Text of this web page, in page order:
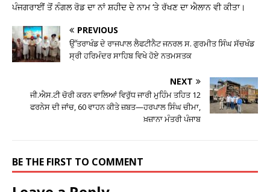
ਪੰਜਗਰਾਈਂ ਤੋਂ ਨੰਗਲ ਰੋਡ ਦਾ ਨਾਂ ਸ਼ਹੀਦ ਦੇ ਨਾਮ ‘ਤੇ ਰੱਖਣ ਦਾ ਐਲਾਨ ਵੀ ਕੀਤਾ।
PREVIOUS
ਉੱਤਰਾਖੰਡ ਦੇ ਰਾਜਪਾਲ ਲੈਫਟੀਨੈਟ ਜਨਰਲ ਸ. ਗੁਰਮੀਤ ਸਿੰਘ ਸੱਚਖੰਡ
ਸ੍ਰੀ ਹਰਿਮੰਦਰ ਸਾਹਿਬ ਵਿਖੇ ਹੋਏ ਨਤਮਸਤਕ
NEXT
ਜੀ.ਐਸ.ਟੀ ਚੋਰੀ ਕਰਨ ਵਾਲਿਆਂ ਵਿਰੁੱਧ ਜਾਰੀ ਮੁਹਿੰਮ ਤਹਿਤ 12
ਫਰਨੇਸ ਦੀ ਜਾਂਚ, 60 ਵਾਹਨ ਕੀਤੇ ਜ਼ਬਤ—ਹਰਪਾਲ ਸਿੰਘ ਚੀਮਾ,
ਖ਼ਜ਼ਾਨਾ ਮੰਤਰੀ ਪੰਜਾਬ
BE THE FIRST TO COMMENT